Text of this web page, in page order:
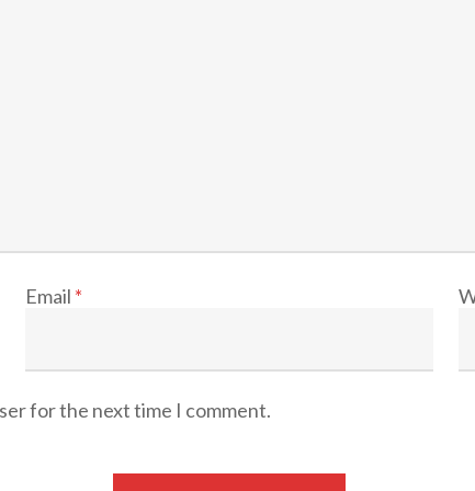
Email *
for the next time I comment.